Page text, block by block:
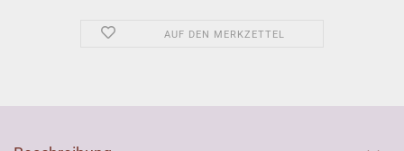
AUF DEN MERKZETTEL